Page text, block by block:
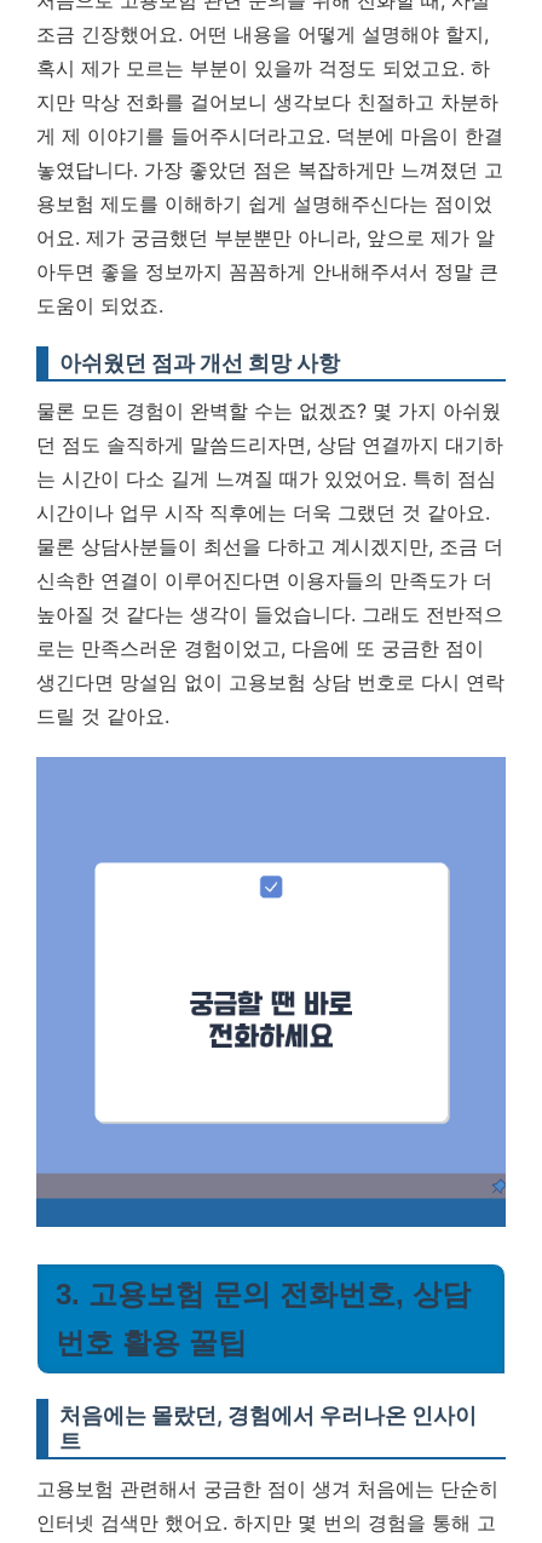
조금 긴장했어요. 어떤 내용을 어떻게 설명해야 할지,
혹시 제가 모르는 부분이 있을까 걱정도 되었고요. 하
지만 막상 전화를 걸어보니 생각보다 친절하고 차분하
게 제 이야기를 들어주시더라고요. 덕분에 마음이 한결
놓였답니다. 가장 좋았던 점은 복잡하게만 느껴졌던 고
용보험 제도를 이해하기 쉽게 설명해주신다는 점이었
어요. 제가 궁금했던 부분뿐만 아니라, 앞으로 제가 알
아두면 좋을 정보까지 꼼꼼하게 안내해주셔서 정말 큰
도움이 되었죠.
아쉬웠던 점과 개선 희망 사항
물론 모든 경험이 완벽할 수는 없겠죠? 몇 가지 아쉬웠
던 점도 솔직하게 말씀드리자면, 상담 연결까지 대기하
는 시간이 다소 길게 느껴질 때가 있었어요. 특히 점심
시간이나 업무 시작 직후에는 더욱 그랬던 것 같아요.
물론 상담사분들이 최선을 다하고 계시겠지만, 조금 더
신속한 연결이 이루어진다면 이용자들의 만족도가 더
높아질 것 같다는 생각이 들었습니다. 그래도 전반적으
로는 만족스러운 경험이었고, 다음에 또 궁금한 점이
생긴다면 망설임 없이 고용보험 상담 번호로 다시 연락
드릴 것 같아요.
3. 고용보험 문의 전화번호, 상담
번호 활용 꿀팁
처음에는 몰랐던, 경험에서 우러나온 인사이
트
고용보험 관련해서 궁금한 점이 생겨 처음에는 단순히
인터넷 검색만 했어요. 하지만 몇 번의 경험을 통해 고